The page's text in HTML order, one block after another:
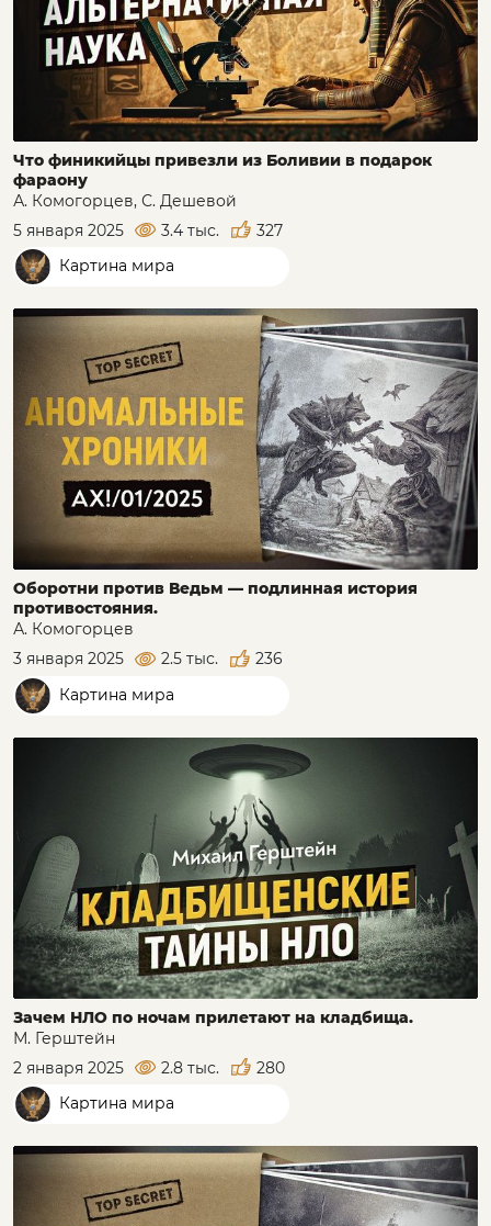
Что финикийцы привезли из Боливии в подарок
фараону
А. Комогорцев, С. Дешевой
5 января 2025
3.4 тыс.
327
Картина мира
Оборотни против Ведьм — подлинная история
противостояния.
А. Комогорцев
3 января 2025
2.5 тыс.
236
Картина мира
Зачем НЛО по ночам прилетают на кладбища.
М. Герштейн
2 января 2025
2.8 тыс.
280
Картина мира